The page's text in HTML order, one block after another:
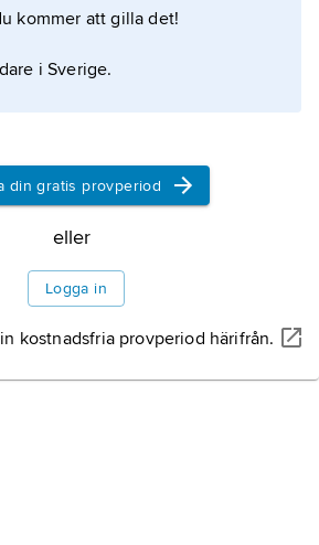
situationer. Europa
kalla kriget. Indien fick
om artikeln
kommer att gilla det!
i Sverige.
din gratis provperiod
eller
Logga in
kostnadsfria provperiod härifrån.